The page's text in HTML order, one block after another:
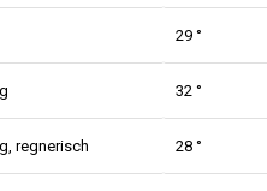
29 °
32 °
regnerisch 28 °